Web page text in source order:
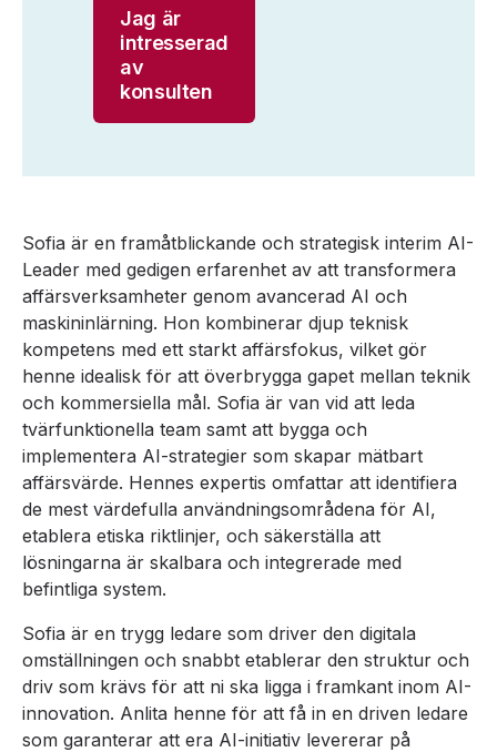
Jag är
intresserad
av
konsulten
Sofia är en framåtblickande och strategisk interim AI-
Leader med gedigen erfarenhet av att transformera
affärsverksamheter genom avancerad AI och
maskininlärning. Hon kombinerar djup teknisk
kompetens med ett starkt affärsfokus, vilket gör
henne idealisk för att överbrygga gapet mellan teknik
och kommersiella mål. Sofia är van vid att leda
tvärfunktionella team samt att bygga och
implementera AI-strategier som skapar mätbart
affärsvärde. Hennes expertis omfattar att identifiera
de mest värdefulla användningsområdena för AI,
etablera etiska riktlinjer, och säkerställa att
lösningarna är skalbara och integrerade med
befintliga system.
Sofia är en trygg ledare som driver den digitala
omställningen och snabbt etablerar den struktur och
driv som krävs för att ni ska ligga i framkant inom AI-
innovation. Anlita henne för att få in en driven ledare
som garanterar att era AI-initiativ levererar på